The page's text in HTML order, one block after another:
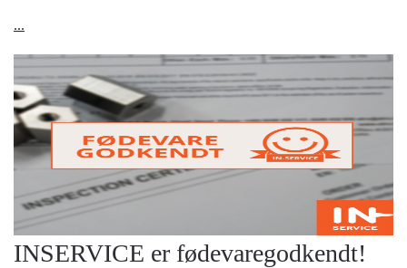
...
INSERVICE er fødevaregodkendt!